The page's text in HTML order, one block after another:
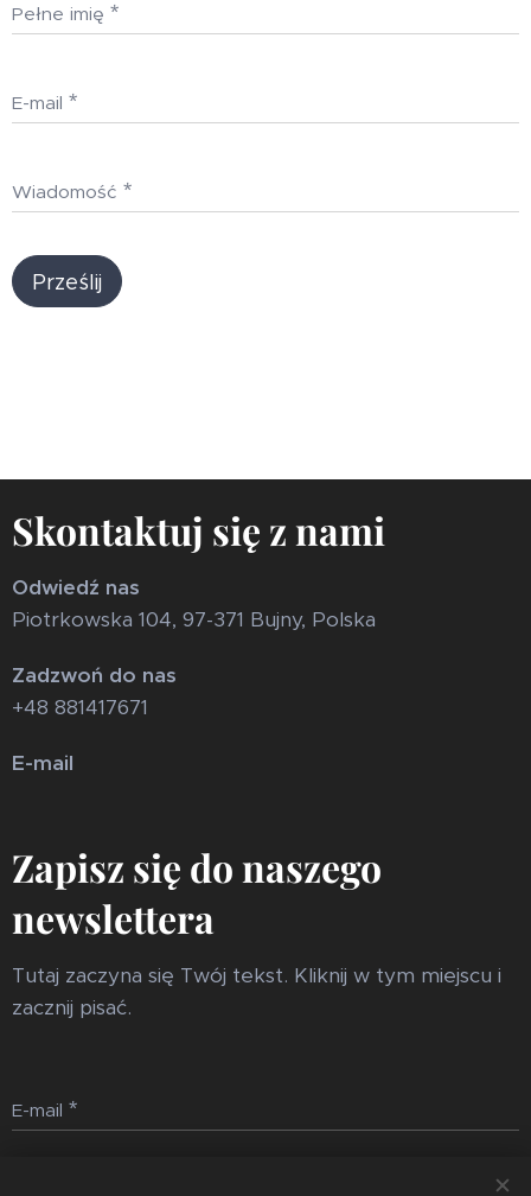
Pełne imię
E-mail
Wiadomość
Prześlij
Skontaktuj się z nami
Odwiedź nas
Piotrkowska 104, 97-371 Bujny, Polska
Zadzwoń do nas
+48 881417671
E-mail
Zapisz się do naszego
newslettera
Tutaj zaczyna się Twój tekst. Kliknij w tym miejscu i
zacznij pisać.
E-mail